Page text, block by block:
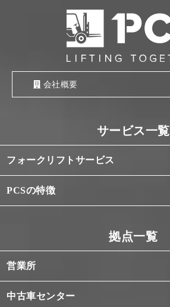
会社概要
フォークリフトサービス
PCSの特徴
営業所
中古車センター